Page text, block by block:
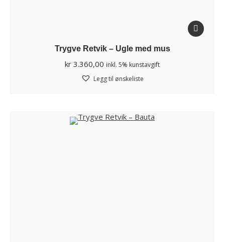
Trygve Retvik – Ugle med mus
kr 3.360,00 inkl. 5% kunstavgift
Legg til ønskeliste